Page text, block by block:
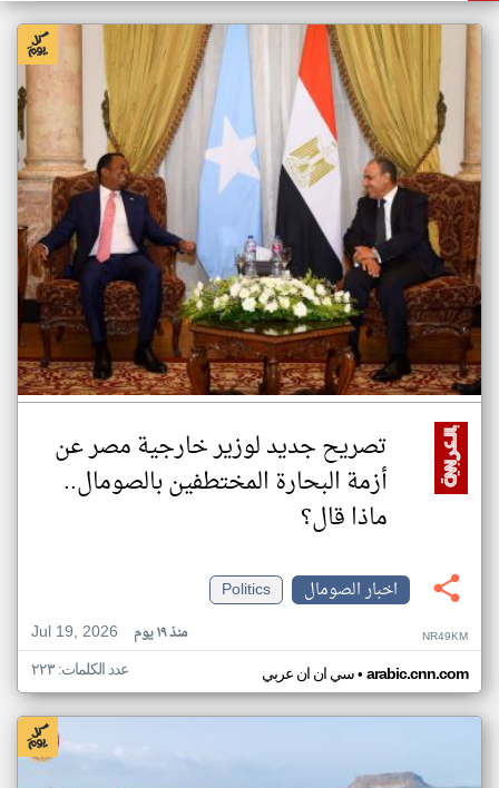
تصريح جديد لوزير خارجية مصر عن
أزمة البحارة المختطفين بالصومال..
ماذا قال؟
اخبار الصومال
Politics
Jul 19, 2026
منذ ١٩ يوم NR49KM
سي ان ان عربي• arabic.cnn.com عدد الكلمات: ٢٢٣